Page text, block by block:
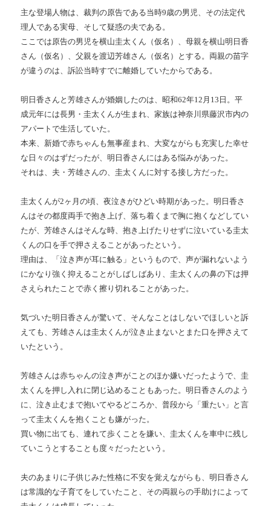
主な登場人物は、裁判の原告である当時9歳の男児、その法定代
理人である実母、そして疑惑の夫である。
ここでは原告の男児を横山圭太くん（仮名）、母親を横山明日香
さん（仮名）、父親を渡辺芳雄さん（仮名）とする。両親の苗字
が違うのは、訴訟当時すでに離婚していたからである。
明日香さんと芳雄さんが婚姻したのは、昭和62年12月13日。平
成元年には長男・圭太くんが生まれ、家族は神奈川県藤沢市内の
アパートで生活していた。
本来、新婚で赤ちゃんも無事産まれ、大変ながらも充実した幸せ
な日々のはずだったが、明日香さんにはある悩みがあった。
それは、夫・芳雄さんの、圭太くんに対する接し方だった。
圭太くんが2ヶ月の頃、夜泣きがひどい時期があった。明日香さ
んはその都度両手で抱き上げ、落ち着くまで胸に抱くなどしてい
たが、芳雄さんはそんな時、抱き上げたりせずに泣いている圭太
くんの口を手で押さえることがあったという。
理由は、「泣き声が耳に触る」というもので、声が漏れないよう
にかなり強く抑えることがしばしばあり、圭太くんの鼻の下は押
さえられたことで赤く擦り切れることがあった。
気づいた明日香さんが驚いて、そんなことはしないでほしいと訴
えても、芳雄さんは圭太くんが泣き止まないとまた口を押さえて
いたという。
芳雄さんは赤ちゃんの泣き声がことのほか嫌いだったようで、圭
太くんを押し入れに閉じ込めることもあった。明日香さんのよう
に、泣き止むまで抱いてやるどころか、普段から「重たい」と言
って圭太くんを抱くことも嫌がった。
買い物に出ても、連れて歩くことを嫌い、圭太くんを車中に残し
ていこうとすることも度々だったという。
夫のあまりに子供じみた性格に不安を覚えながらも、明日香さん
は常識的な子育てをしていたこと、その両親らの手助けによって